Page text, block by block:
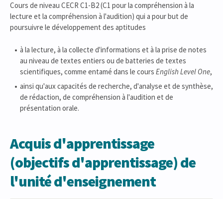
Cours de niveau CECR C1-B2 (C1 pour la compréhension à la
lecture et la compréhension à l'audition) qui a pour but de
poursuivre le développement des aptitudes
à la lecture, à la collecte d'informations et à la prise de notes
au niveau de textes entiers ou de batteries de textes
scientifiques, comme entamé dans le cours English Level One,
ainsi qu'aux capacités de recherche, d'analyse et de synthèse,
de rédaction, de compréhension à l'audition et de
présentation orale.
Acquis d'apprentissage
(objectifs d'apprentissage) de
l'unité d'enseignement